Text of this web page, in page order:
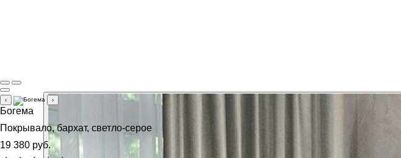
‹ ›
Богема
Покрывало, бархат, светло-серое
19 380 руб.